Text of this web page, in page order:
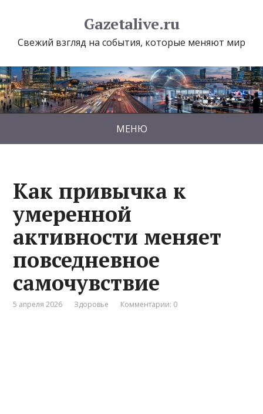
Gazetalive.ru
Свежий взгляд на события, которые меняют мир
МЕНЮ
Как привычка к
умеренной
активности меняет
повседневное
самочувствие
5 апреля 2026 Здоровье Комментарии: 0